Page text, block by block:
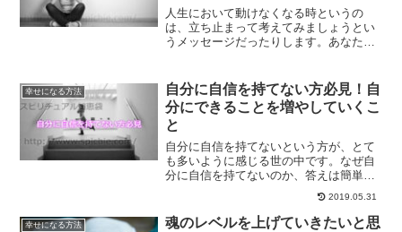
人生において動けなくなる時というの
は、立ち止まって考えてみましょうとい
うメッセージだったりします。あなたに
旦立ち止まって考えてみる時間を作って
みませんか？
幸せになる方法
自分に自信を持てない方必見！自
分にできることを増やしていくこ
と
自分に自信を持てないという方が、とて
も多いように感じる世の中です。なぜ自
分に自信を持てないのか、答えは簡単で
自信を持てるような経験をしてないから
だけなのです。自分に自信を持てるよう
になる方法を解説します。
2019.05.31
幸せになる方法
魂のレベルを上げていきたいと思